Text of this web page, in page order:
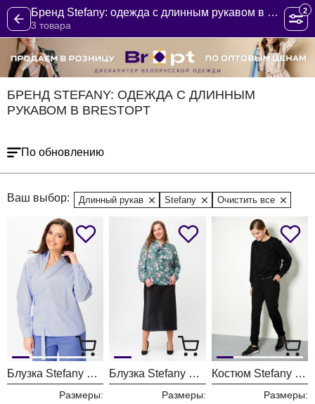
Бренд Stefany: одежда с длинным рукавом в BrestOpt
3 товара
2
БРЕНД STEFANY: ОДЕЖДА С ДЛИННЫМ
РУКАВОМ В BRESTOPT
По обновлению
Ваш выбор: Длинный рукав Stefany Очистить все
Блузка Stefany 487
Размеры:
Блузка Stefany 475
Размеры:
Костюм Stefany 2046
Размеры: